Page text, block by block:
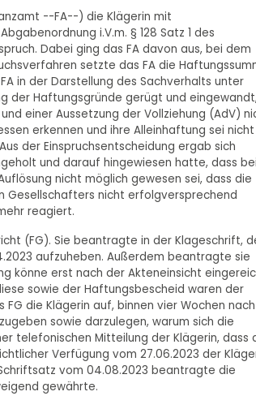
--FA--) die Klägerin mit
i.V.m. § 128 Satz 1 des
Dabei ging das FA davon aus, bei dem
setzte das FA die
in der Darstellung des Sachverhalts unter
der Haftungsgründe gerügt und eingewandt,
einer Aussetzung der Vollziehung (AdV)
erkennen und ihre Alleinhaftung sei nicht
der Einspruchsentscheidung ergab sich
und darauf hingewiesen hatte, dass bei
nicht möglich gewesen sei, dass die
Gesellschafters nicht erfolgversprechend
reagiert.
(FG). Sie beantragte in der Klageschrift,
aufzuheben. Außerdem beantragte sie
könne erst nach der Akteneinsicht
sowie der Haftungsbescheid waren der
die Klägerin auf, binnen vier Wochen nach
sowie darzulegen, warum sich die
telefonischen Mitteilung der Klägerin, dass
Verfügung vom 27.06.2023 der
vom 04.08.2023 beantragte die
gewährte.